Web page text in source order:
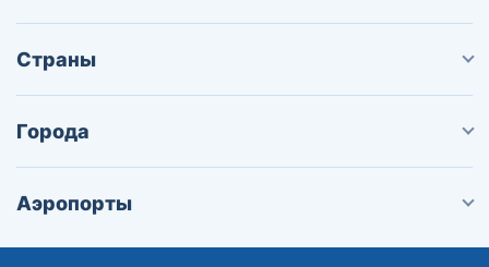
Страны
Города
Аэропорты